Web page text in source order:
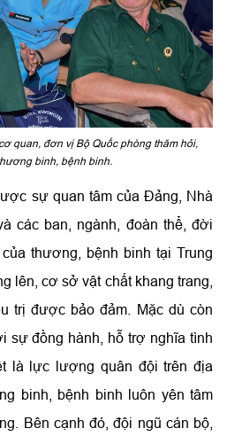
quan, đơn vị Bộ Quốc phòng thăm hỏi,
binh, bệnh binh.
sự quan tâm của Đảng, Nhà
các ban, ngành, đoàn thể, đời
thương, bệnh binh tại Trung
lên, cơ sở vật chất khang trang,
trị được bảo đảm. Mặc dù còn
sự đồng hành, hỗ trợ nghĩa tình
là lực lượng quân đội trên địa
binh, bệnh binh luôn yên tâm
Bên cạnh đó, đội ngũ cán bộ,